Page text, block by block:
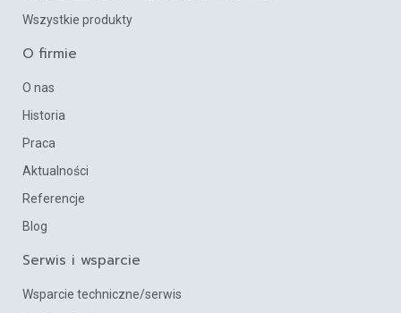
O firmie
O nas
Historia
Praca
Aktualności
Referencje
Blog
Wszystkie produkty
Serwis i wsparcie
Wsparcie techniczne/serwis